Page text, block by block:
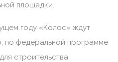
площадки.
году «Колос» ждут
по федеральной программе
строительства